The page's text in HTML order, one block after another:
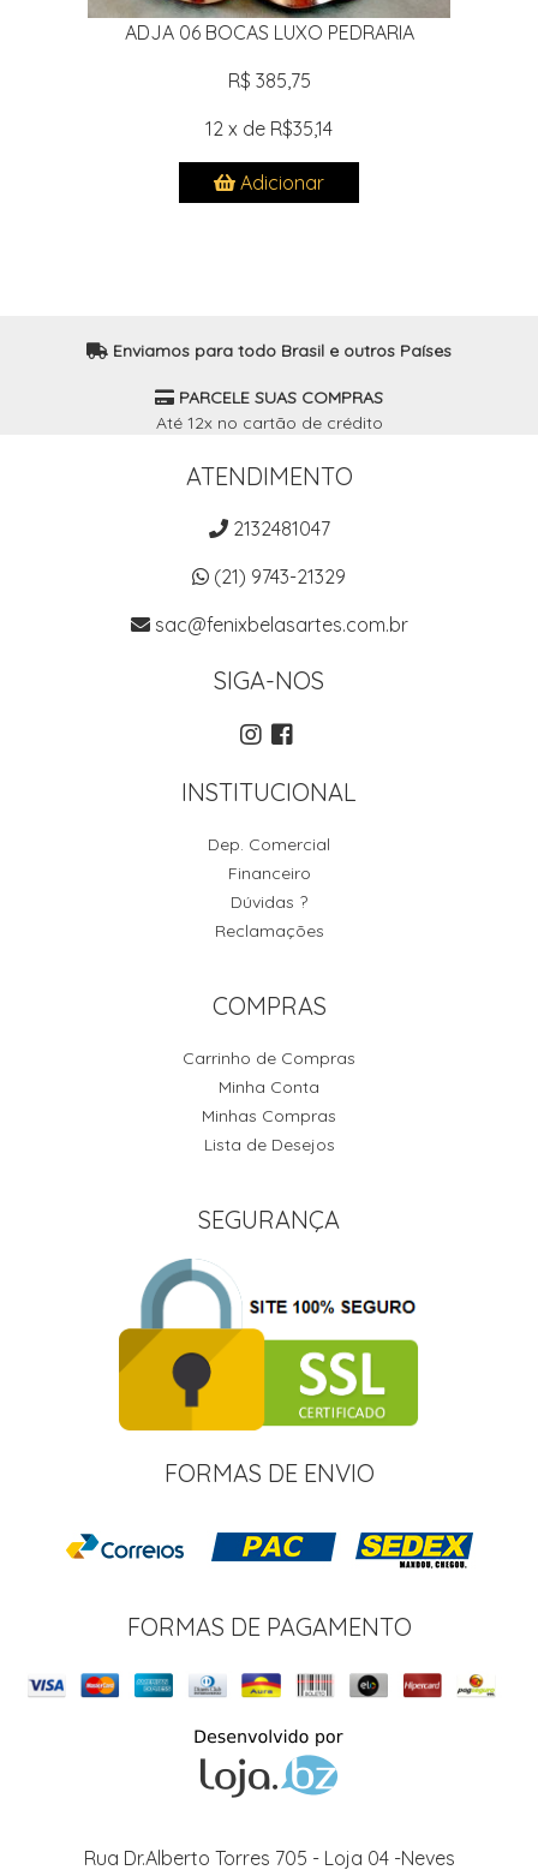
ADJA 06 BOCAS LUXO PEDRARIA
R$ 385,75
12 x de R$35,14
Adicionar
Enviamos para todo Brasil e outros Países
PARCELE SUAS COMPRAS
Até 12x no cartão de crédito
ATENDIMENTO
2132481047
(21) 9743-21329
sac@fenixbelasartes.com.br
SIGA-NOS
INSTITUCIONAL
Dep. Comercial
Financeiro
Dúvidas ?
Reclamações
COMPRAS
Carrinho de Compras
Minha Conta
Minhas Compras
Lista de Desejos
SEGURANÇA
FORMAS DE ENVIO
FORMAS DE PAGAMENTO
Rua Dr.Alberto Torres 705 - Loja 04 -Neves